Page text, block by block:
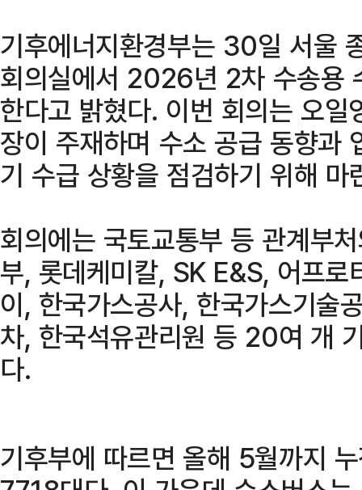
기후에너지환경부는 30일 서울
회의실에서 2026년 2차 수송용
한다고 밝혔다. 이번 회의는 오
장이 주재하며 수소 공급 동향과
기 수급 상황을 점검하기 위해 마
회의에는 국토교통부 등 관계부
부, 롯데케미칼, SK E&S, 어프로
이, 한국가스공사, 한국가스기술
차, 한국석유관리원 등 20여 개
다.
기후부에 따르면 올해 5월까지